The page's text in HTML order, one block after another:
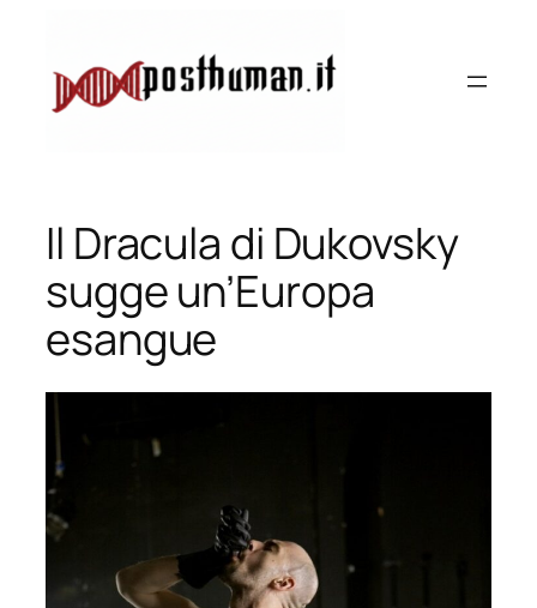
contenuto
Il Dracula di Dukovsky
sugge un’Europa
esangue